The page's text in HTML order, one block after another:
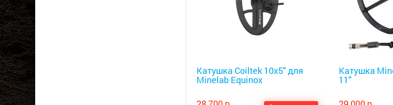
Катушка Coiltek 10x5" для
Minelab Equinox
Катушка
11"